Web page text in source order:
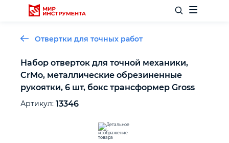
Отделочный инструмент
Слесарный инструмент
Столярный инструмент
Отвертки для точных работ
Набор отверток для точной механики,
CrMo, металлические обрезиненные
рукоятки, 6 шт, бокс трансформер Gross
Артикул: 13346